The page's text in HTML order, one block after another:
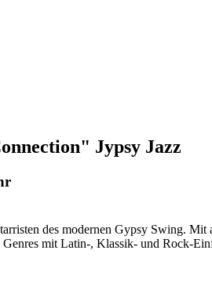
Jypsy Jazz
des modernen Gypsy Swing.
mit Latin-, Klassik- und Rock-